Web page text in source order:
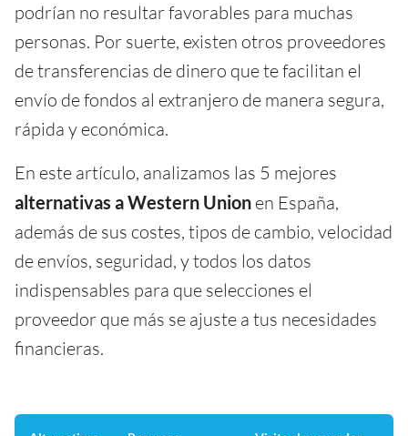
podrían no resultar favorables para muchas
personas. Por suerte, existen otros proveedores
de transferencias de dinero que te facilitan el
envío de fondos al extranjero de manera segura,
rápida y económica.
En este artículo, analizamos las 5 mejores
alternativas a Western Union en España,
además de sus costes, tipos de cambio, velocidad
de envíos, seguridad, y todos los datos
indispensables para que selecciones el
proveedor que más se ajuste a tus necesidades
financieras.